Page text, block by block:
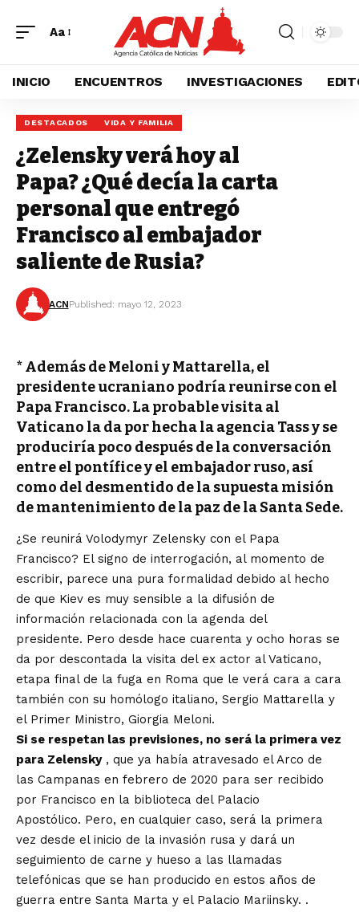
Aa
INICIO ENCUENTROS INVESTIGACIONES
DESTACADOS VIDA Y FAMILIA
¿Zelensky verá hoy al
Papa? ¿Qué decía la carta
personal que entregó
Francisco al embajador
saliente de Rusia?
ACNPublished: mayo 12, 2023
* Además de Meloni y Mattarella, el
presidente ucraniano podría reunirse con el
Papa Francisco. La probable visita al
Vaticano la da por hecha la agencia Tass y se
produciría poco después de la conversación
entre el pontífice y el embajador ruso, así
como del desmentido de la supuesta misión
de mantenimiento de la paz de la Santa Sede.
¿Se reunirá Volodymyr Zelensky con el Papa
Francisco? El signo de interrogación, al momento de
escribir, parece una pura formalidad debido al hecho
de que Kiev es muy sensible a la difusión de
información relacionada con la agenda del
presidente. Pero desde hace cuarenta y ocho horas se
da por descontada la visita del ex actor al Vaticano,
etapa final de la fuga en Roma que le verá cara a cara
también con su homólogo italiano, Sergio Mattarella y
el Primer Ministro, Giorgia Meloni.
Si se respetan las previsiones, no será la primera vez
para Zelensky, que ya había atravesado el Arco de
las Campanas en febrero de 2020 para ser recibido
por Francisco en la biblioteca del Palacio
Apostólico. Pero, en cualquier caso, será la primera
vez desde el inicio de la invasión rusa y dará un
seguimiento de carne y hueso a las llamadas
telefónicas que se han producido en estos años de
guerra entre Santa Marta y el Palacio Mariinsky. .